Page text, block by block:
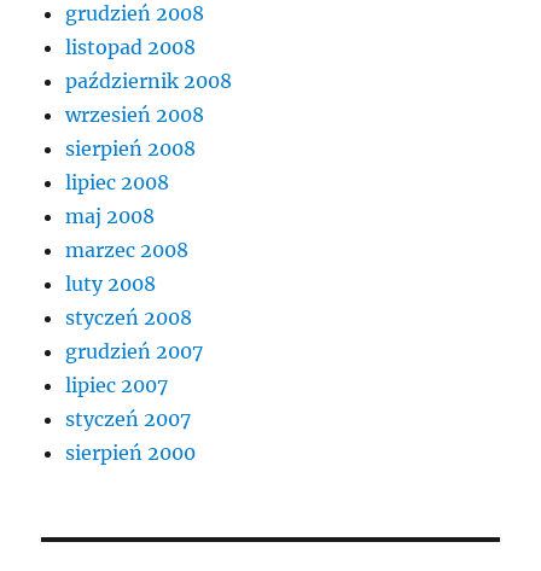
grudzień 2008
listopad 2008
październik 2008
wrzesień 2008
sierpień 2008
lipiec 2008
maj 2008
marzec 2008
luty 2008
styczeń 2008
grudzień 2007
lipiec 2007
styczeń 2007
sierpień 2000